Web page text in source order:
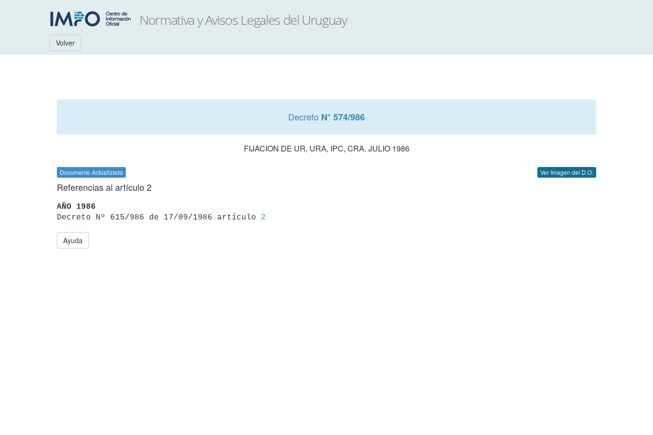
Volver
Decreto N° 574/986
FIJACION DE UR, URA, IPC, CRA. JULIO 1986
Documento Actualizado Ver Imagen del D.O.
Referencias al artículo 2
AÑO 1986
Decreto Nº 615/986 de 17/09/1986 artículo 2
Ayuda